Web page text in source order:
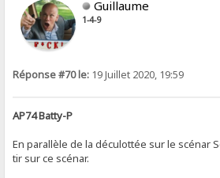
Guillaume
1-4-9
Réponse #70 le: 19 Juillet 2020, 19:59
AP74 Batty-P
En parallèle de la déculottée sur le scénar
tir sur ce scénar.